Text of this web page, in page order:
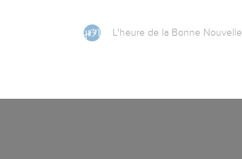
L'heure de la Bonne Nouvelle